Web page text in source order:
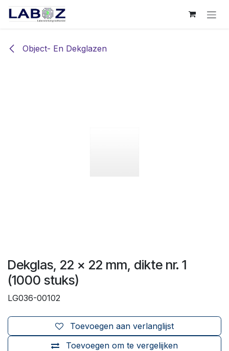
Overslaan naar inhoud
Object- En Dekglazen
Dekglas, 22 x 22 mm, dikte nr. 1
(1000 stuks)
LG036-00102
Toevoegen om te vergelijken
Toevoegen aan verlanglijst